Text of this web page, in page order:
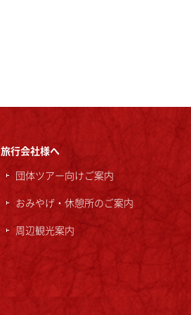
旅行会社様へ
団体ツアー向けご案内
おみやげ・休憩所のご案内
周辺観光案内